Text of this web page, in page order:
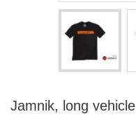
Jamnik, long vehicle